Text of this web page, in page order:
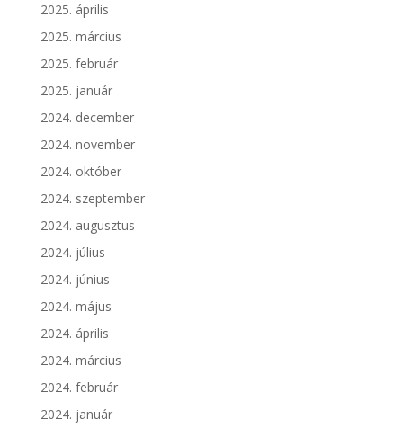
2025. április
2025. március
2025. február
2025. január
2024. december
2024. november
2024. október
2024. szeptember
2024. augusztus
2024. július
2024. június
2024. május
2024. április
2024. március
2024. február
2024. január